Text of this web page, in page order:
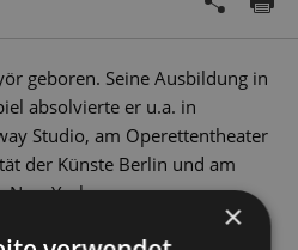
geboren. Seine Ausbildung in
absolvierte er u.a. in
Studio, am Operettentheater
der Künste Berlin und am
New York.
Heimatland u.a. in „Tanz
×